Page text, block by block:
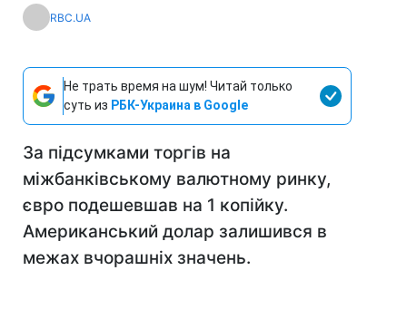
RBC.UA
Не трать время на шум! Читай только
суть из РБК-Украина в Google
За підсумками торгів на
міжбанківському валютному ринку,
євро подешевшав на 1 копійку.
Американський долар залишився в
межах вчорашніх значень.